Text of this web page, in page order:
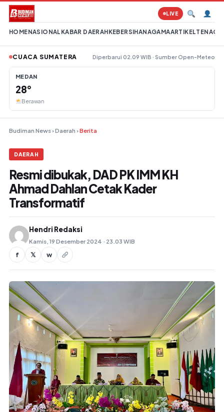
Lompat ke konten
HOMENASIONAL KABAR DAERAHKEBERSIHANAGAMAARTIKELTENAGA
LIVE
CUACA SUMATERA Diperbarui 02.09 WIB · Sumber Open-Meteo
MEDAN
28°
Berawan
Budiman News ›Daerah ›Berita
DAERAH
Resmi dibukak, DAD PK IMM KH
Ahmad Dahlan Cetak Kader
Transformatif
Hendri Redaksi
Kamis, 19 Desember 2024 · 23.03 WIB
f 𝕏 w